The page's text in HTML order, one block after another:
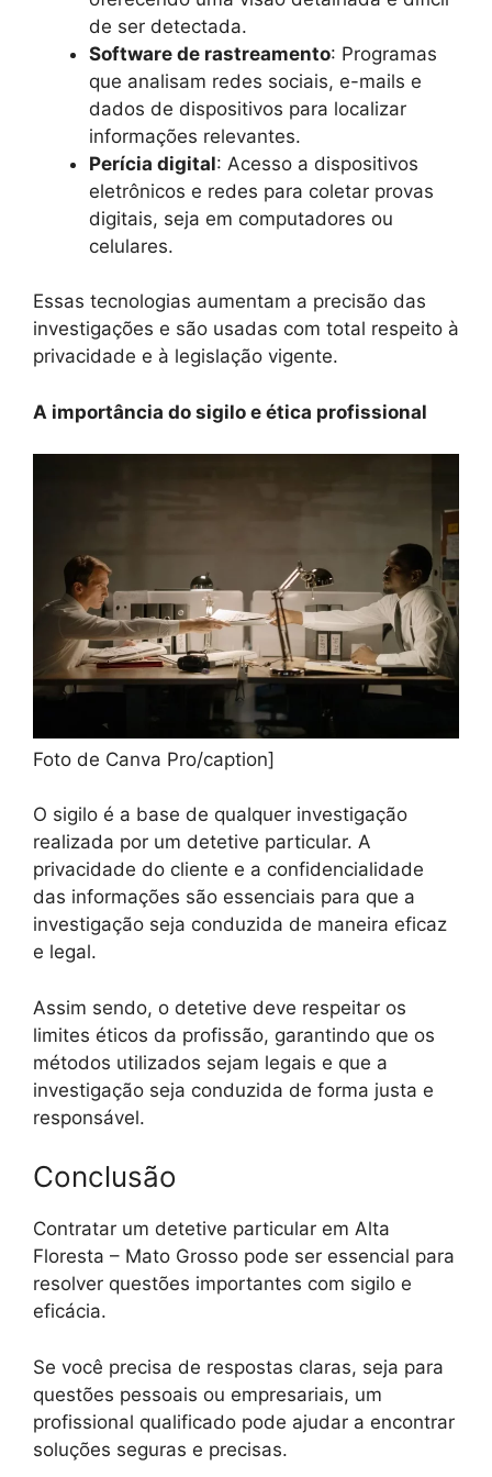
de ser detectada.
Software de rastreamento: Programas
que analisam redes sociais, e-mails e
dados de dispositivos para localizar
informações relevantes.
Perícia digital: Acesso a dispositivos
eletrônicos e redes para coletar provas
digitais, seja em computadores ou
celulares.
Essas tecnologias aumentam a precisão das
investigações e são usadas com total respeito à
privacidade e à legislação vigente.
A importância do sigilo e ética profissional
Foto de Canva Pro/caption]
O sigilo é a base de qualquer investigação
realizada por um detetive particular. A
privacidade do cliente e a confidencialidade
das informações são essenciais para que a
investigação seja conduzida de maneira eficaz
e legal.
Assim sendo, o detetive deve respeitar os
limites éticos da profissão, garantindo que os
métodos utilizados sejam legais e que a
investigação seja conduzida de forma justa e
responsável.
Conclusão
Contratar um detetive particular em Alta
Floresta – Mato Grosso pode ser essencial para
resolver questões importantes com sigilo e
eficácia.
Se você precisa de respostas claras, seja para
questões pessoais ou empresariais, um
profissional qualificado pode ajudar a encontrar
soluções seguras e precisas.